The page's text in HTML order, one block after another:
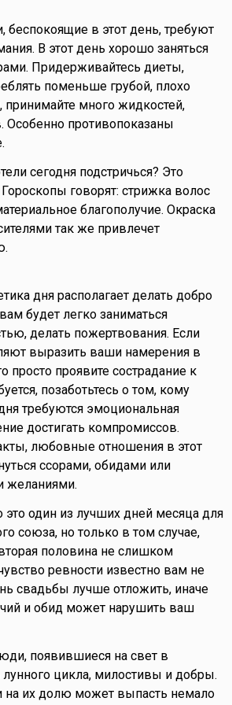
беспокоящие в этот день, требуют
В этот день хорошо заняться
Придерживайтесь диеты,
поменьше грубой, плохо
много жидкостей,
Особенно противопоказаны
сегодня подстричься? Это
говорят: стрижка волос
благополучие. Окраска
так же привлечет
дня располагает делать добро
будет легко заниматься
делать пожертвования. Если
выразить ваши намерения в
проявите сострадание к
позаботьтесь о том, кому
требуются эмоциональная
достигать компромиссов.
любовные отношения в этот
ссорами, обидами или
желаниями.
это один из лучших дней месяца для
союза, но только в том случае,
половина не слишком
ревности известно вам не
свадьбы лучше отложить, иначе
и обид может нарушить ваш
появившиеся на свет в
цикла, милостивы и добры.
на их долю может выпасть немало